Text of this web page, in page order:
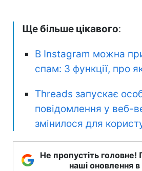
Ще більше цікавого:
В Instagram можна
спам: 3 функції, про
Threads запускає
повідомлення у веб-
змінилося для
Не пропустіть головне!
наші оновлення